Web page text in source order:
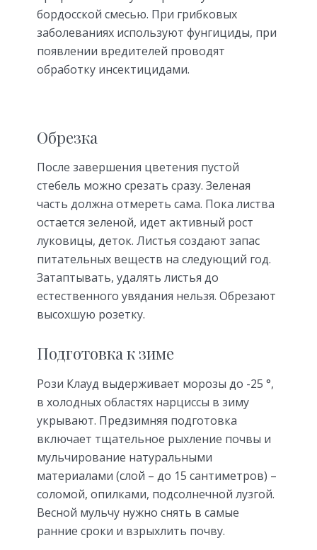
бордосской смесью. При грибковых
заболеваниях используют фунгициды, при
появлении вредителей проводят
обработку инсектицидами.
Обрезка
После завершения цветения пустой
стебель можно срезать сразу. Зеленая
часть должна отмереть сама. Пока листва
остается зеленой, идет активный рост
луковицы, деток. Листья создают запас
питательных веществ на следующий год.
Затаптывать, удалять листья до
естественного увядания нельзя. Обрезают
высохшую розетку.
Подготовка к зиме
Рози Клауд выдерживает морозы до -25 °,
в холодных областях нарциссы в зиму
укрывают. Предзимняя подготовка
включает тщательное рыхление почвы и
мульчирование натуральными
материалами (слой – до 15 сантиметров) –
соломой, опилками, подсолнечной лузгой.
Весной мульчу нужно снять в самые
ранние сроки и взрыхлить почву.